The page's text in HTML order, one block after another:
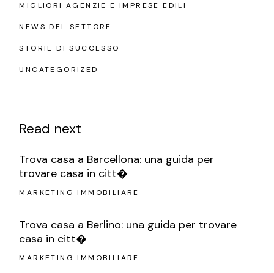
MIGLIORI AGENZIE E IMPRESE EDILI
NEWS DEL SETTORE
STORIE DI SUCCESSO
UNCATEGORIZED
Read next
Trova casa a Barcellona: una guida per
trovare casa in citt�
MARKETING IMMOBILIARE
Trova casa a Berlino: una guida per trovare
casa in citt�
MARKETING IMMOBILIARE